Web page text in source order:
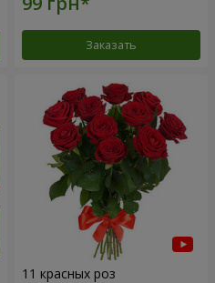
Заказать
11 красных роз